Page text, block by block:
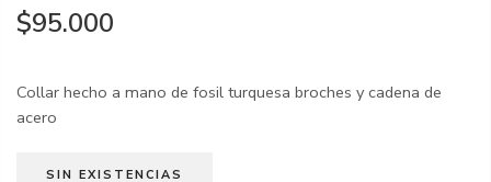
$95.000
Collar hecho a mano de fosil turquesa broches y cadena de
acero
SIN EXISTENCIAS